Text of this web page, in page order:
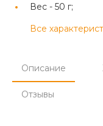
Вес - 50 г;
Все
Описание
Отзывы